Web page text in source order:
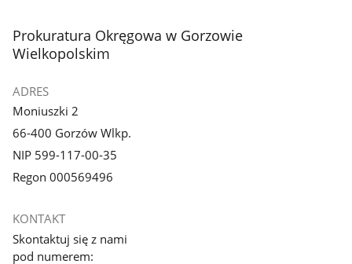
stopka
Prokuratura Okręgowa w Gorzowie
Wielkopolskim
ADRES
Moniuszki 2
66-400 Gorzów Wlkp.
NIP 599-117-00-35
Regon 000569496
KONTAKT
Skontaktuj się z nami
pod numerem: